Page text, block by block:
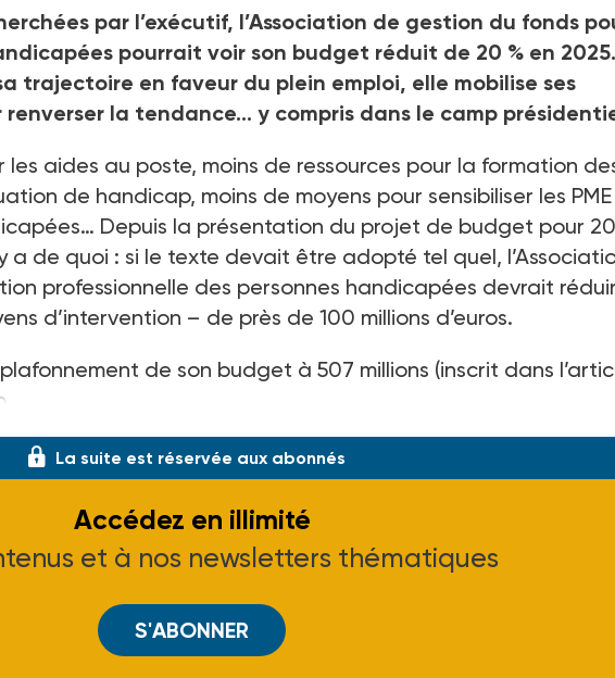
par l’exécutif, l’Association de gestion du fonds
pourrait voir son budget réduit de 20 % en 2025.
trajectoire en faveur du plein emploi, elle mobilise ses
renverser la tendance… y compris dans le camp
les aides au poste, moins de ressources pour la formation
de handicap, moins de moyens pour sensibiliser les
Depuis la présentation du projet de budget pour
a de quoi : si le texte devait être adopté tel quel,
professionnelle des personnes handicapées devrait
d’intervention – de près de 100 millions d’euros.
de son budget à 507 millions (inscrit dans
La suite est réservée aux abonnés
Accédez en illimité
et à nos newsletters thématiques
S'ABONNER